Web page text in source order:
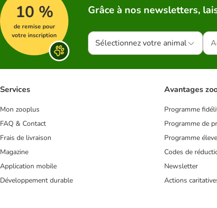
10 %
de remise pour
votre inscription
Grâce à nos newsletters,
Sélectionnez votre animal
Services
Mon zooplus
FAQ & Contact
Frais de livraison
Magazine
Application mobile
Développement durable
Avantages
Programme
Programme de
Programme
Codes de
Newsletter
Actions